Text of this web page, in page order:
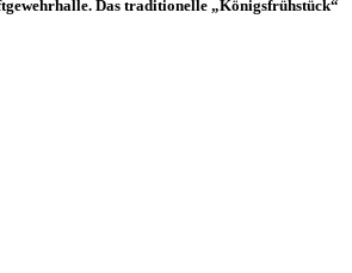
Das traditionelle „Königsfrühstück“